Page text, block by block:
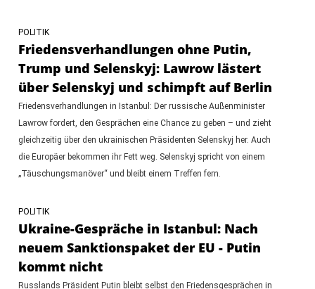
POLITIK
Friedensverhandlungen ohne Putin,
Trump und Selenskyj: Lawrow lästert
über Selenskyj und schimpft auf Berlin
Friedensverhandlungen in Istanbul: Der russische Außenminister
Lawrow fordert, den Gesprächen eine Chance zu geben – und zieht
gleichzeitig über den ukrainischen Präsidenten Selenskyj her. Auch
die Europäer bekommen ihr Fett weg. Selenskyj spricht von einem
„Täuschungsmanöver“ und bleibt einem Treffen fern.
POLITIK
Ukraine-Gespräche in Istanbul: Nach
neuem Sanktionspaket der EU - Putin
kommt nicht
Russlands Präsident Putin bleibt selbst den Friedensgesprächen in